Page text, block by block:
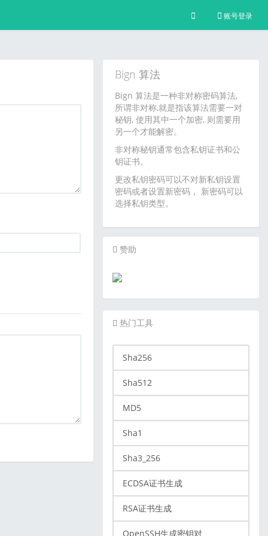
账号登录
Bign 算法
Bign 算法是一种非对称密码算法,
所谓非对称,就是指该算法需要一对
秘钥, 使用其中一个加密, 则需要用
另一个才能解密。
非对称秘钥通常包含私钥证书和公
钥证书。
更改私钥密码可以不对新私钥设置
密码或者设置新密码， 新密码可以
选择私钥类型。
赞助
热门工具
Sha256
Sha512
MD5
Sha1
Sha3_256
ECDSA证书生成
RSA证书生成
OpenSSH生成密钥对